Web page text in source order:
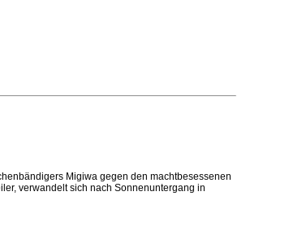
Migiwa gegen den machtbesessenen
verwandelt sich nach Sonnenuntergang in